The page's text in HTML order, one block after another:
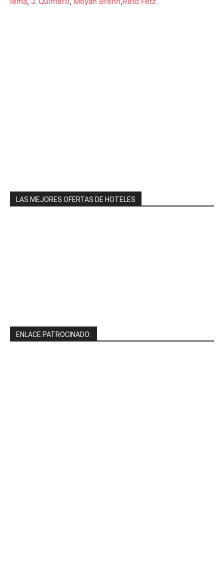
LAS MEJORES OFERTAS DE HOTELES
ENLACE PATROCINADO: